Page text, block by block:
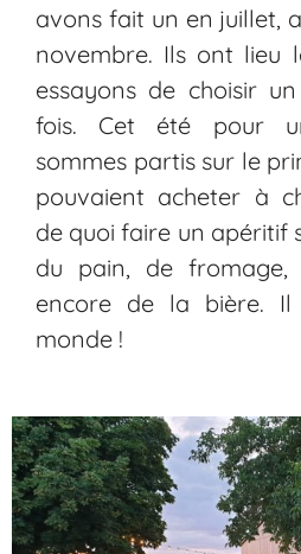
avons fait un en juillet,
novembre. Ils ont lieu
essayons de choisir
fois. Cet été pour
sommes partis sur le
pouvaient acheter à
de quoi faire un apéritif
du pain, de
encore de la bière.
monde !